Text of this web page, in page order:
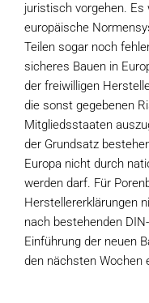
juristisch vorgehen.
europäische
Teilen sogar noch
sicheres Bauen in
der freiwilligen
die sonst gegebenen
Mitgliedsstaaten
der Grundsatz
Europa nicht durch
werden darf. Für
Herstellererklärungen
nach bestehenden
Einführung der neuen
den nächsten Wochen